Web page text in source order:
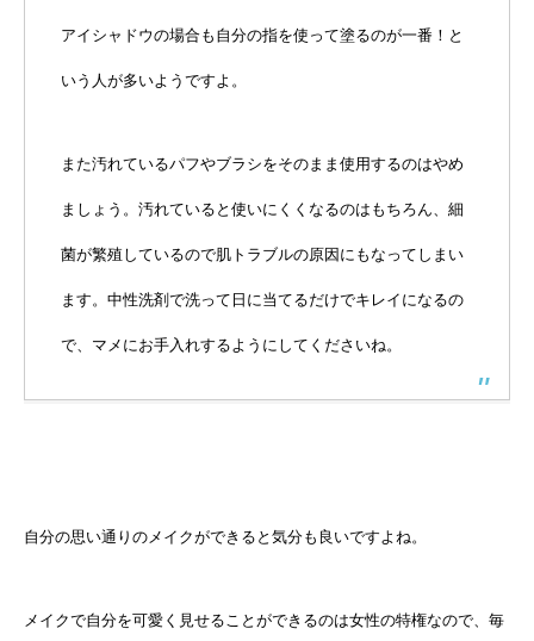
アイシャドウの場合も自分の指を使って塗るのが一番！と
いう人が多いようですよ。
また汚れているパフやブラシをそのまま使用するのはやめ
ましょう。汚れていると使いにくくなるのはもちろん、細
菌が繁殖しているので肌トラブルの原因にもなってしまい
ます。中性洗剤で洗って日に当てるだけでキレイになるの
で、マメにお手入れするようにしてくださいね。
自分の思い通りのメイクができると気分も良いですよね。
メイクで自分を可愛く見せることができるのは女性の特権なので、毎